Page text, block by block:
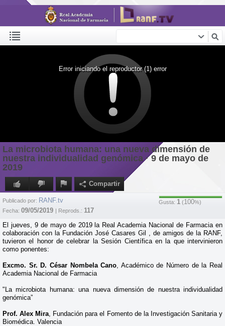
Error iniciando el reproductor (1) error
La microbiota humana: una nueva dimensión de
nuestra individualidad genómica · 9 de mayo de
2019
Compartir
Gusta: 1 (100%)
Publicado por: RANF.tv
Fecha: 09/05/2019 | Reprods.: 117
El jueves, 9 de mayo de 2019 la Real Academia Nacional de Farmacia en
colaboración con la Fundación José Casares Gil , de amigos de la RANF,
tuvieron el honor de celebrar la Sesión Científica en la que intervinieron
como ponentes:
Excmo. Sr. D. César Nombela Cano, Académico de Número de la Real
Academia Nacional de Farmacia
"La microbiota humana: una nueva dimensión de nuestra individualidad
genómica”
Prof. Alex Mira, Fundación para el Fomento de la Investigación Sanitaria y
Biomédica. Valencia